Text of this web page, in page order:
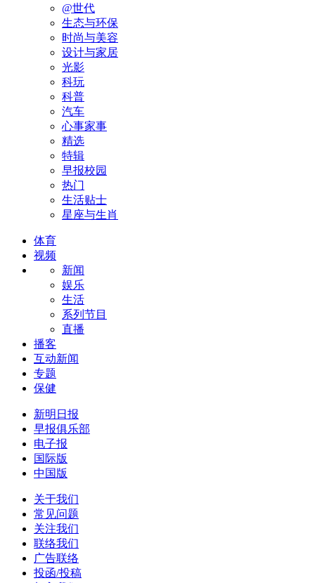
@世代
生态与环保
时尚与美容
设计与家居
光影
科玩
科普
汽车
心事家事
精选
特辑
早报校园
热门
生活贴士
星座与生肖
体育
视频
新闻
娱乐
生活
系列节目
直播
播客
互动新闻
专题
保健
新明日报
早报俱乐部
电子报
国际版
中国版
关于我们
常见问题
关注我们
联络我们
广告联络
投函/投稿